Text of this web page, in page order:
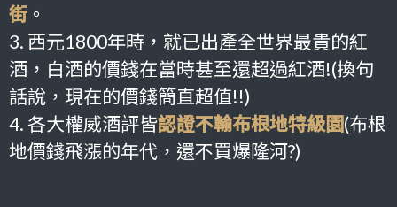
街 。
3. 西元1800年時，就已出產全世界最貴的紅
酒，白酒的價錢在當時甚至還超過紅酒!(換句
話說，現在的價錢簡直超值!!)
4. 各大權威酒評皆認證不輸布根地特級園(布根
地價錢飛漲的年代，還不買爆隆河?)